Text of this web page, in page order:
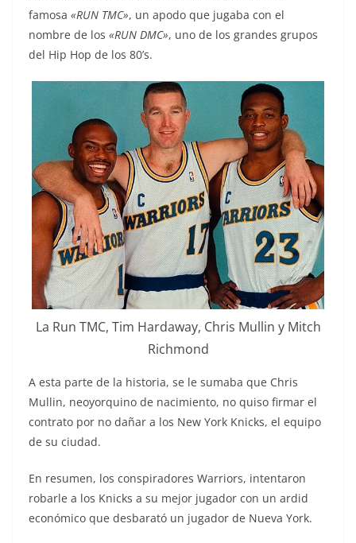
famosa «RUN TMC», un apodo que jugaba con el
nombre de los «RUN DMC», uno de los grandes grupos
del Hip Hop de los 80’s.
La Run TMC, Tim Hardaway, Chris Mullin y Mitch
Richmond
A esta parte de la historia, se le sumaba que Chris
Mullin, neoyorquino de nacimiento, no quiso firmar el
contrato por no dañar a los New York Knicks, el equipo
de su ciudad.
En resumen, los conspiradores Warriors, intentaron
robarle a los Knicks a su mejor jugador con un ardid
económico que desbarató un jugador de Nueva York.